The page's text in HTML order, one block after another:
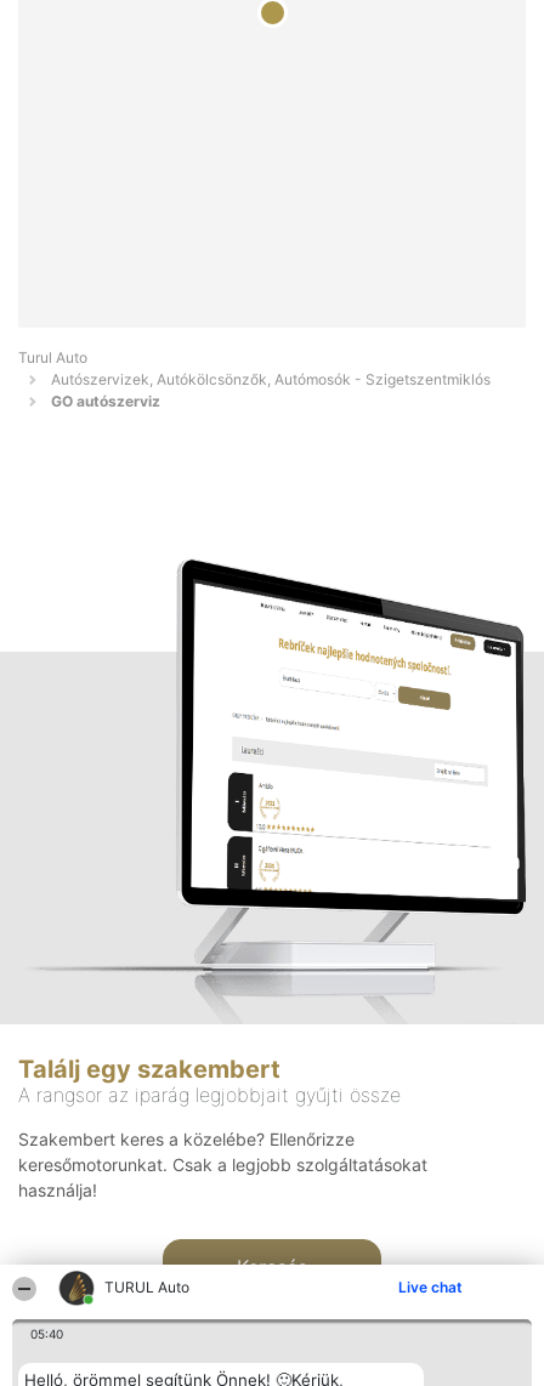
TURUL Auto Live chat
05:40
Helló, örömmel segítünk Önnek! 🙂Kérjük,
Turul Auto
Autószervizek, Autókölcsönzők, Autómosók - Szigetszentmiklós
GO autószerviz
Találj egy szakembert
A rangsor az iparág legjobbjait gyűjti össze
Szakembert keres a közelébe? Ellenőrizze
keresőmotorunkat. Csak a legjobb szolgáltatásokat
használja!
Keresés